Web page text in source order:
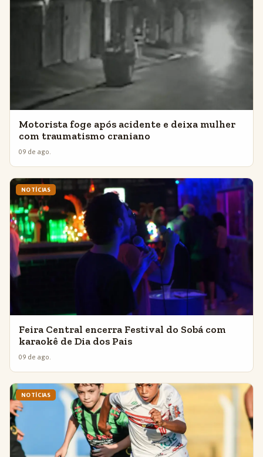
Motorista foge após acidente e deixa mulher
com traumatismo craniano
09 de ago.
NOTÍCIAS
Feira Central encerra Festival do Sobá com
karaokê de Dia dos Pais
09 de ago.
NOTÍCIAS